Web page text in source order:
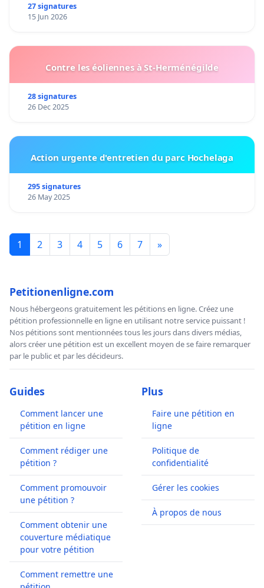
27 signatures
15 Jun 2026
Contre les éoliennes à St-Herménégilde
28 signatures
26 Dec 2025
Action urgente d'entretien du parc Hochelaga
295 signatures
26 May 2025
1 2 3 4 5 6 7 »
Petitionenligne.com
Nous hébergeons gratuitement les pétitions en ligne. Créez une
pétition professionnelle en ligne en utilisant notre service puissant !
Nos pétitions sont mentionnées tous les jours dans divers médias,
alors créer une pétition est un excellent moyen de se faire remarquer
par le public et par les décideurs.
Guides
Comment lancer une
pétition en ligne
Comment rédiger une
pétition ?
Comment promouvoir
une pétition ?
Comment obtenir une
couverture médiatique
pour votre pétition
Comment remettre une
Plus
Faire une pétition en
ligne
Politique de
confidentialité
Gérer les cookies
À propos de nous